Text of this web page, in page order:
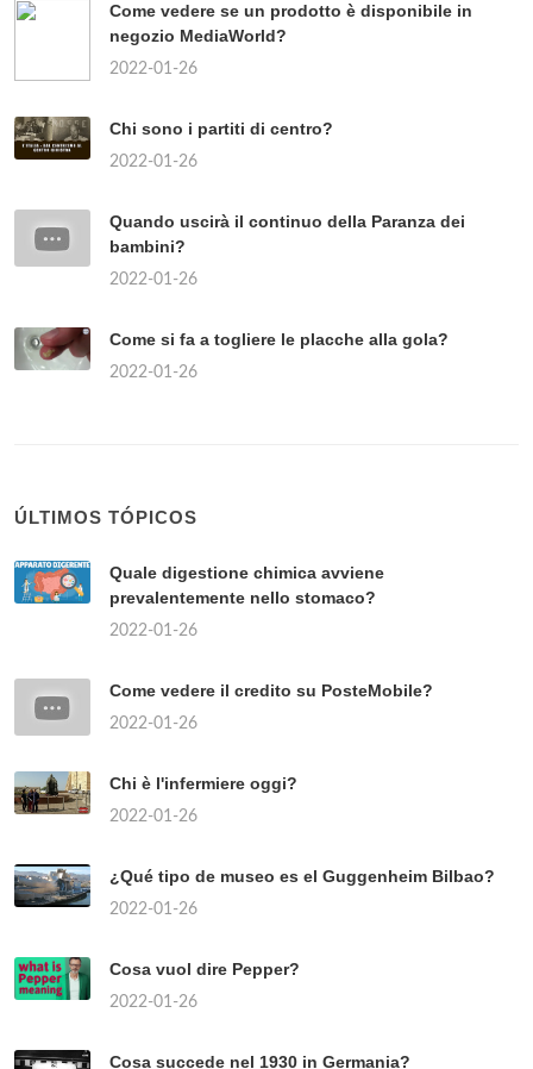
Come vedere se un prodotto è disponibile in
negozio MediaWorld?
2022-01-26
Chi sono i partiti di centro?
2022-01-26
Quando uscirà il continuo della Paranza dei
bambini?
2022-01-26
Come si fa a togliere le placche alla gola?
2022-01-26
ÚLTIMOS TÓPICOS
Quale digestione chimica avviene
prevalentemente nello stomaco?
2022-01-26
Come vedere il credito su PosteMobile?
2022-01-26
Chi è l'infermiere oggi?
2022-01-26
¿Qué tipo de museo es el Guggenheim Bilbao?
2022-01-26
Cosa vuol dire Pepper?
2022-01-26
Cosa succede nel 1930 in Germania?